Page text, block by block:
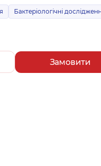
Бактеріологічні
Замовити